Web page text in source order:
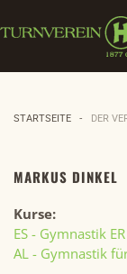
Zum
STARTSEITE DER
MARKUS DINKEL
Kurse:
ES - Gymnastik
AL - Gymnastik